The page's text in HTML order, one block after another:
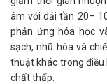
âm với dải tần 20–
phản ứng hóa học
sạch, nhũ hóa và
thuật khác trong điều
chất thấp.